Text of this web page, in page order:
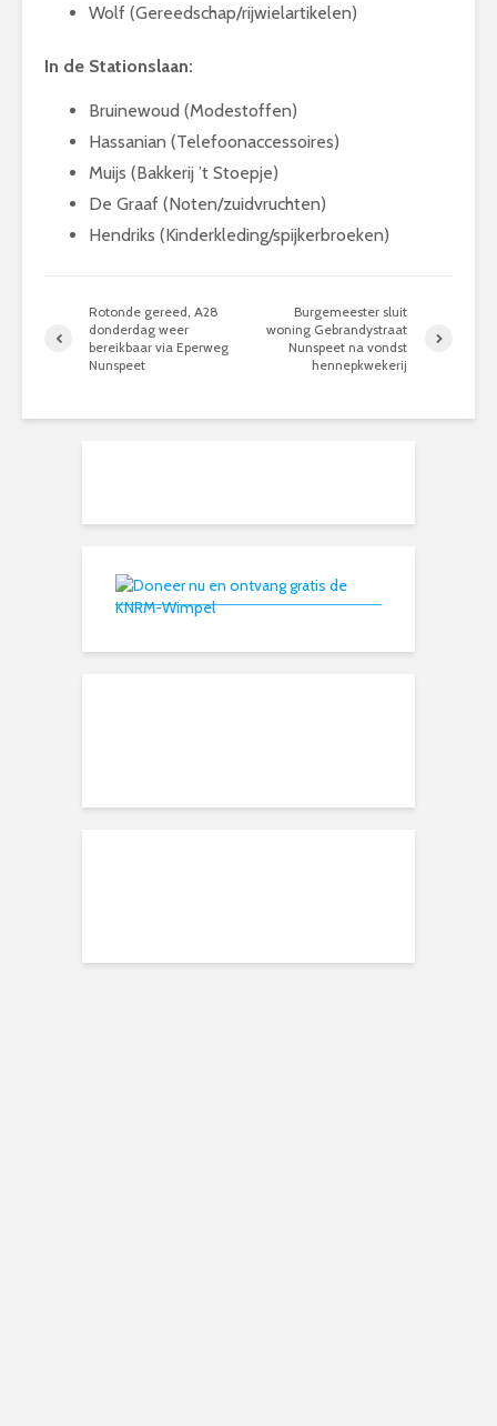
Wolf (Gereedschap/rijwielartikelen)
In de Stationslaan:
Bruinewoud (Modestoffen)
Hassanian (Telefoonaccessoires)
Muijs (Bakkerij ’t Stoepje)
De Graaf (Noten/zuidvruchten)
Hendriks (Kinderkleding/spijkerbroeken)
Rotonde gereed, A28
donderdag weer
bereikbaar via Eperweg
Nunspeet
Burgemeester sluit
woning Gebrandystraat
Nunspeet na vondst
hennepkwekerij